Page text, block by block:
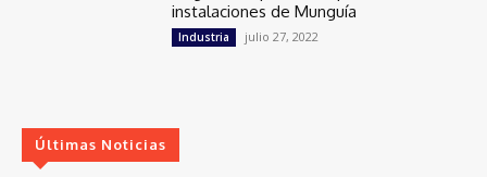
instalaciones de Munguía
Industria julio 27, 2022
Últimas Noticias